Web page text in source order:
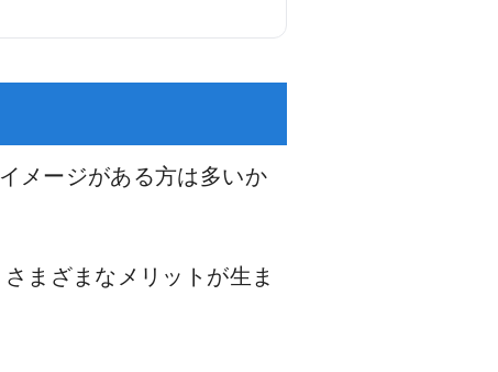
メージがある方は多いか
まざまなメリットが生ま